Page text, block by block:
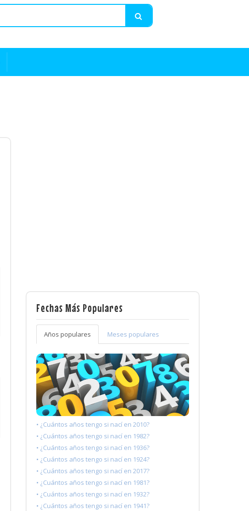
Fechas Más Populares
Años populares Meses populares
• ¿Cuántos años tengo si nací en 2010?
• ¿Cuántos años tengo si nací en 1982?
• ¿Cuántos años tengo si nací en 1936?
• ¿Cuántos años tengo si nací en 1924?
• ¿Cuántos años tengo si nací en 2017?
• ¿Cuántos años tengo si nací en 1981?
• ¿Cuántos años tengo si nací en 1932?
• ¿Cuántos años tengo si nací en 1941?